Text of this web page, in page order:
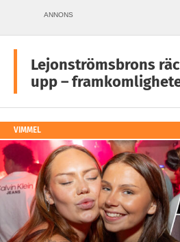
ANNONS
Lejonströmsbrons
upp –
VIMMEL